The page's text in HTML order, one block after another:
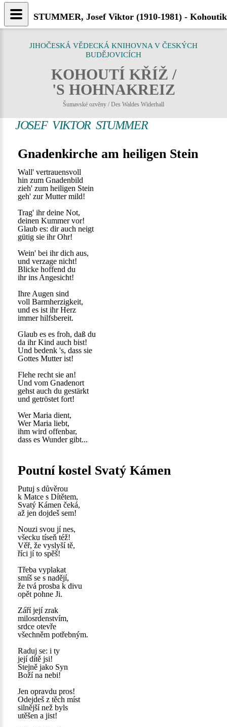
JIHOČESKÁ VĚDECKÁ KNIHOVNA V ČESKÝCH
BUDĚJOVICÍCH
KOHOUTÍ KŘÍŽ /
'S HOHNAKREIZ
Šumavské ozvěny / Des Waldes Widerhall
JOSEF VIKTOR STUMMER
Gnadenkirche am heiligen Stein
Wall' vertrauensvoll
hin zum Gnadenbild
zieh' zum heiligen Stein
geh' zur Mutter mild!
Trag' ihr deine Not,
deinen Kummer vor!
Glaub es: dir auch neigt
gütig sie ihr Ohr!
Wein' bei ihr dich aus,
und verzage nicht!
Blicke hoffend du
ihr ins Angesicht!
Ihre Augen sind
voll Barmherzigkeit,
und es ist ihr Herz
immer hilfsbereit.
Glaub es es froh, daß du
da ihr Kind auch bist!
Und bedenk 's, dass sie
Gottes Mutter ist!
Flehe recht sie an!
Und vom Gnadenort
gehst auch du gestärkt
und getröstet fort!
Wer Maria dient,
Wer Maria liebt,
ihm wird offenbar,
dass es Wunder gibt...
Poutní kostel Svatý Kámen
Putuj s důvěrou
k Matce s Dítětem,
Svatý Kámen čeká,
až jen dojdeš sem!
Nouzi svou jí nes,
všecku tíseň též!
Věř, že vyslyší tě,
říci jí to spěš!
Třeba vyplakat
smíš se s nadějí,
že tvá prosba k divu
opět pohne Ji.
Září její zrak
milosrdenstvím,
srdce otevře
všechněm potřebným.
Raduj se: i ty
její dítě jsi!
Stejně jako Syn
Boží na nebi!
Jen opravdu pros!
Odejdeš z těch míst
silnější než byls
utěšen a jist!
STUMMER, Josef Viktor (1910-1981) -